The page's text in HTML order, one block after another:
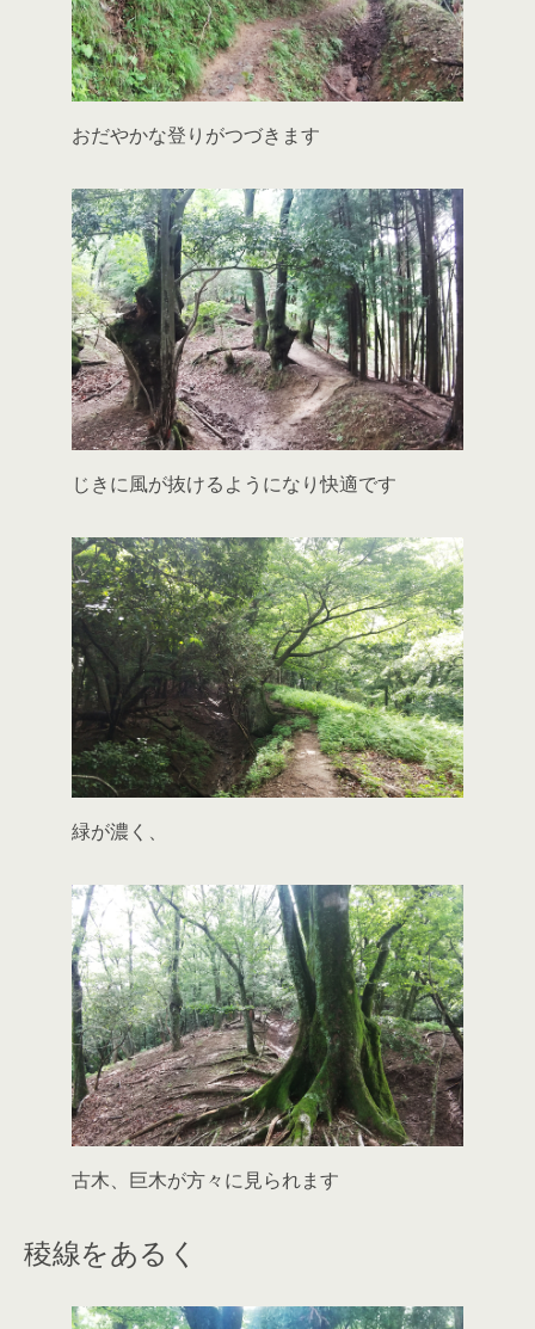
おだやかな登りがつづきます
じきに風が抜けるようになり快適です
緑が濃く、
古木、巨木が方々に見られます
稜線をあるく